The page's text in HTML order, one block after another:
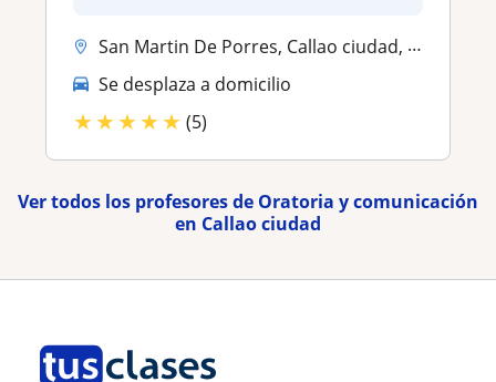
San Martin De Porres, Callao ciudad, Los Olivos
Se desplaza a domicilio
★★★★★ (5)
Ver todos los profesores de Oratoria y comunicación
en Callao ciudad